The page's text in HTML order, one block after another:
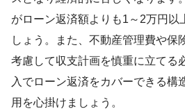
がローン返済額よりも1～2万円以
しょう。また、不動産管理費や保
考慮して収支計画を慎重に立てる
入でローン返済をカバーできる構
用を心掛けましょう。